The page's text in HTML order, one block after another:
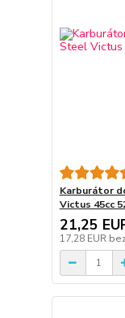
Karburátor
Victus 45cc
21,25
17,28 EUR